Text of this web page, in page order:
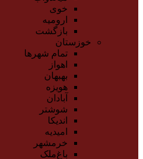
خوی
ارومیه
بازگشت
خوزستان
تمام شهر‌ها
اهواز
بهبهان
هویزه
آبادان
شوشتر
اندیکا
امیدیه
خرمشهر
باغ‌ملک